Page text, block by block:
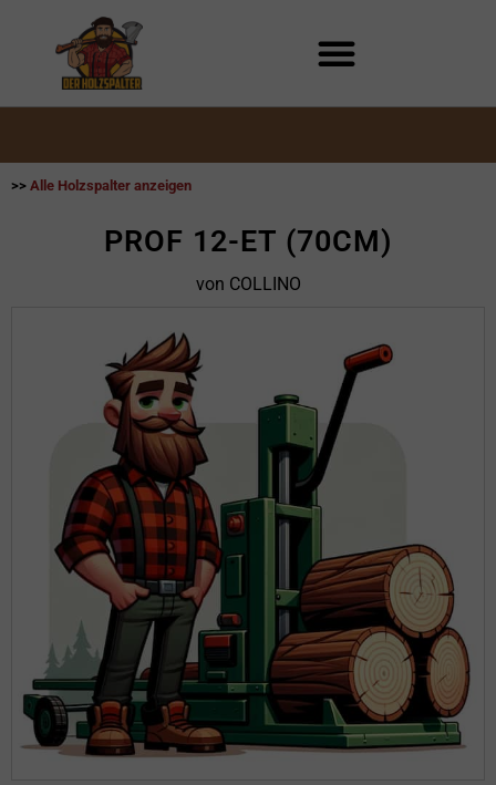
>> Alle Holzspalter anzeigen
PROF 12-ET (70CM)
von COLLINO